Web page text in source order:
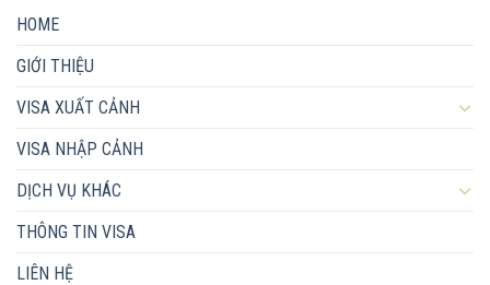
HOME
GIỚI THIỆU
VISA XUẤT CẢNH
VISA NHẬP CẢNH
DỊCH VỤ KHÁC
THÔNG TIN VISA
LIÊN HỆ